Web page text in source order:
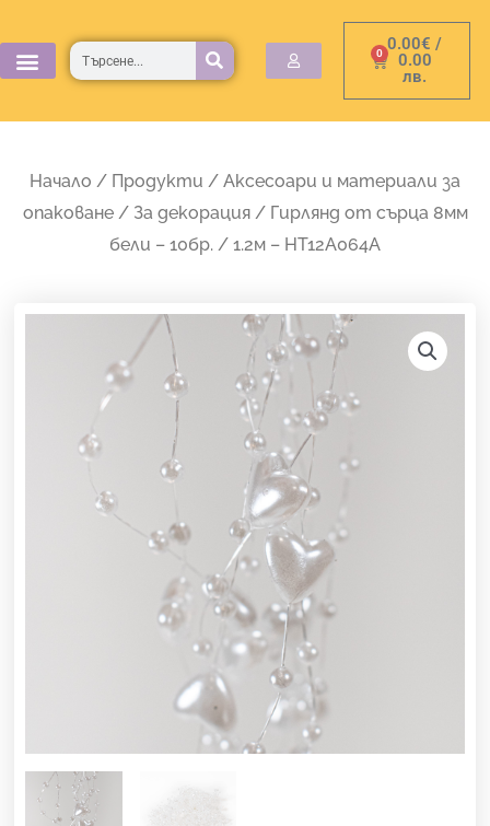
to
content
0.00€ /
0.00
лв.
0
Cart
Търсене
Начало / Продукти / Аксесоари и материали за
опаковане/ За декорация/ Гирлянд от сърца 8мм
бели – 10бр. / 1.2м – HT12A064A